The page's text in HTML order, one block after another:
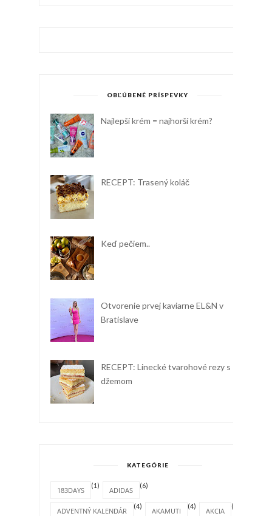
OBĽÚBENÉ PRÍSPEVKY
Najlepší krém = najhorší krém?
RECEPT: Trasený koláč
Keď pečiem..
Otvorenie prvej kaviarne EL&N v
Bratislave
RECEPT: Linecké tvarohové rezy s
džemom
KATEGÓRIE
183DAYS
(1)
ADIDAS
(6)
ADVENTNÝ KALENDÁR
(4)
AKAMUTI
(4)
AKCIA
(1)